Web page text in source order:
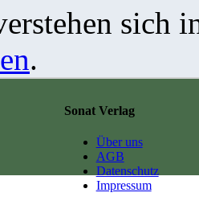
sich
.
Sonat Verlag
Über uns
AGB
Datenschutz
Impressum